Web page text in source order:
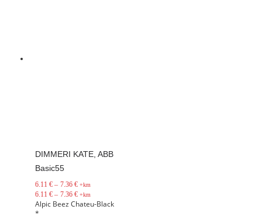
DIMMERI KATE, ABB
Basic55
6.11€ – 7.36 € +km
6.11€ – 7.36 € +km
Alpic Beez Chateu-Black
*